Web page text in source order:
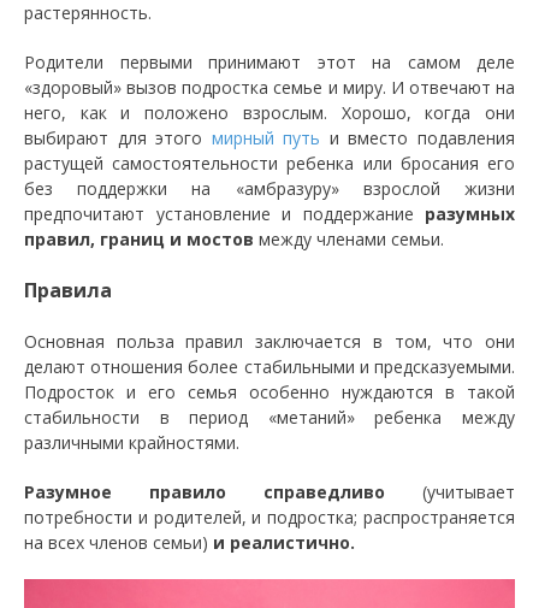
растерянность.
Родители первыми принимают этот на самом деле
«здоровый» вызов подростка семье и миру. И отвечают на
него, как и положено взрослым. Хорошо, когда они
выбирают для этого мирный путь и вместо подавления
растущей самостоятельности ребенка или бросания его
без поддержки на «амбразуру» взрослой жизни
предпочитают установление и поддержание разумных
правил, границ и мостов между членами семьи.
Правила
Основная польза правил заключается в том, что они
делают отношения более стабильными и предсказуемыми.
Подросток и его семья особенно нуждаются в такой
стабильности в период «метаний» ребенка между
различными крайностями.
Разумное правило справедливо (учитывает
потребности и родителей, и подростка; распространяется
на всех членов семьи) и реалистично.